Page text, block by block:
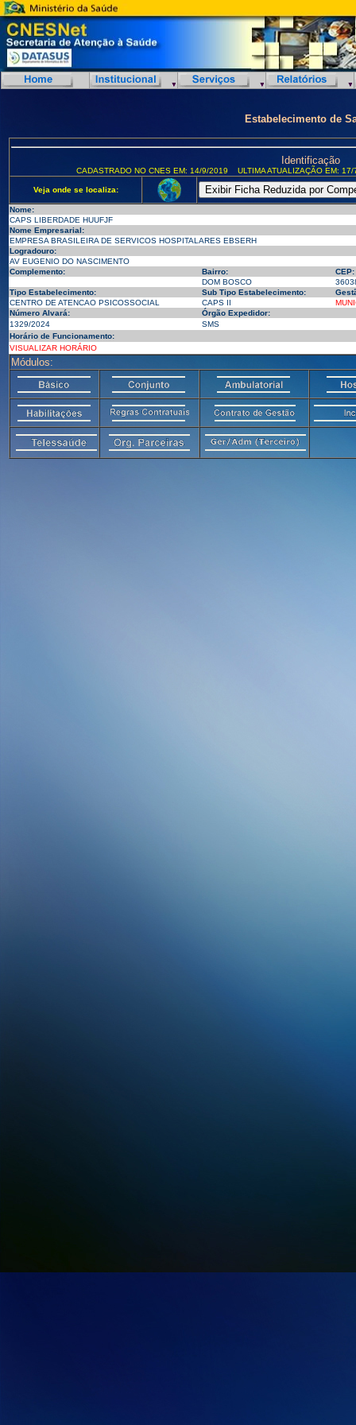
Estabelecimento de
Identificação
CADASTRADO NO CNES EM: 14/9/2019 ULTIMA ATUALIZAÇÃO EM:
Veja onde se localiza:
Nome:
CAPS LIBERDADE HUUFJF
Nome Empresarial:
EMPRESA BRASILEIRA DE SERVICOS HOSPITALARES EBSERH
Logradouro:
AV EUGENIO DO NASCIMENTO
Complemento:
Bairro:
CEP:
DOM BOSCO
Tipo Estabelecimento:
Sub Tipo Estabelecimento:
CENTRO DE ATENCAO PSICOSSOCIAL
CAPS II
Número Alvará:
Órgão Expedidor:
1329/2024
SMS
Horário de Funcionamento:
VISUALIZAR HORÁRIO
Módulos: